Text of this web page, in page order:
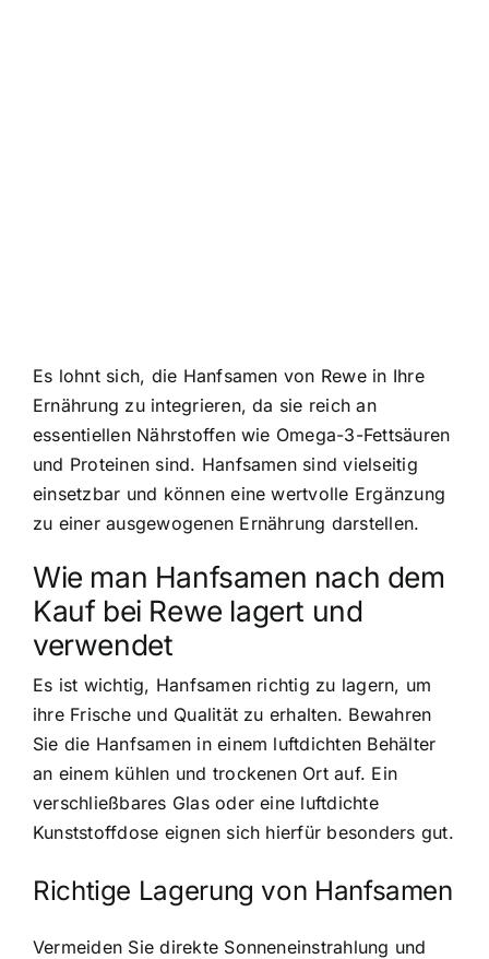
Es lohnt sich, die Hanfsamen von Rewe in Ihre
Ernährung zu integrieren, da sie reich an
essentiellen Nährstoffen wie Omega-3-Fettsäuren
und Proteinen sind. Hanfsamen sind vielseitig
einsetzbar und können eine wertvolle Ergänzung
zu einer ausgewogenen Ernährung darstellen.
Wie man Hanfsamen nach dem
Kauf bei Rewe lagert und
verwendet
Es ist wichtig, Hanfsamen richtig zu lagern, um
ihre Frische und Qualität zu erhalten. Bewahren
Sie die Hanfsamen in einem luftdichten Behälter
an einem kühlen und trockenen Ort auf. Ein
verschließbares Glas oder eine luftdichte
Kunststoffdose eignen sich hierfür besonders gut.
Richtige Lagerung von Hanfsamen
Vermeiden Sie direkte Sonneneinstrahlung und